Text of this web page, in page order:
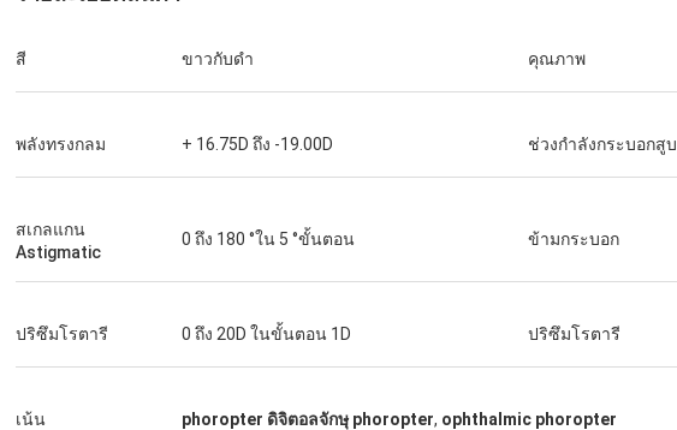
ฉันลองใช้ซัพพลายเออร์มากกว่า 10 ราย
ซัพพลายเออร์ที่แนะนำ!
โชคดีที่ได้พบกับทีม JingGong Optical ที่
สี ขาวกับดำ คุณภาพ
พลังทรงกลม + 16.75D ถึง -19.00D ช่วงกำลังกระบอกสูบ
สเกลแกน
Astigmatic
0 ถึง 180 °ใน 5 °ขั้นตอน ข้ามกระบอก
ปริซึมโรตารี 0 ถึง 20D ในขั้นตอน 1D ปริซึมโรตารี
เน้น phoropter ดิจิตอลจักษุ phoropter, ophthalmic phoropter